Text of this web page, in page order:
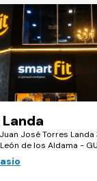
José Torres Landa
de los Aldama -